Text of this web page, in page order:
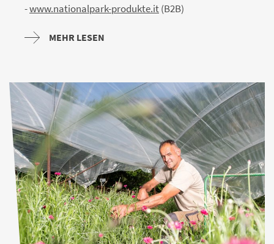
-www.nationalpark-produkte.it(B2B)
MEHR LESEN